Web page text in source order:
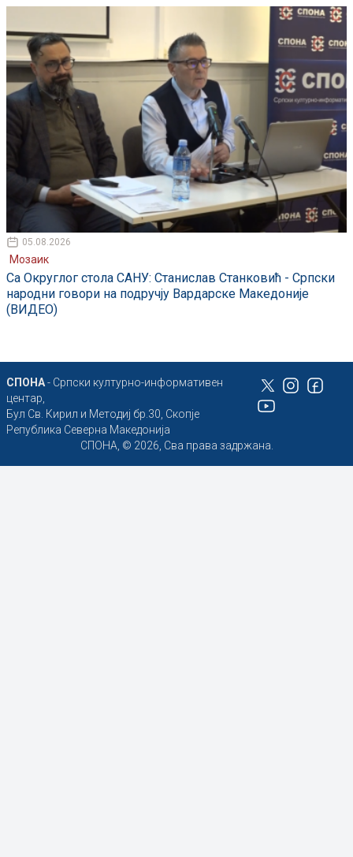
05.08.2026
Мозаик
Са Округлог стола САНУ: Станислав Станковић - Српски
народни говори на подручју Вардарске Македоније
(ВИДЕО)
СПОНА- Српски културно-информативен
центар,
Бул Св. Кирил и Методиј бр.30, Скопје
Република Северна Македонија
СПОНА, © 2026, Сва права задржана.